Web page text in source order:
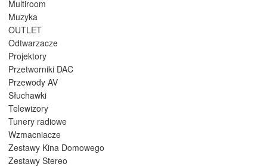
Multiroom
Muzyka
OUTLET
Odtwarzacze
Projektory
Przetworniki DAC
Przewody AV
Słuchawki
Telewizory
Tunery radiowe
Wzmacniacze
Zestawy Kina Domowego
Zestawy Stereo